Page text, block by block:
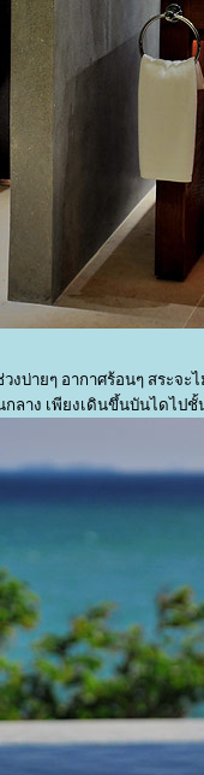
วงบ่ายๆ อากาศร้อนๆ สระ
ลาง เพียงเดินขึ้นบันไดไป